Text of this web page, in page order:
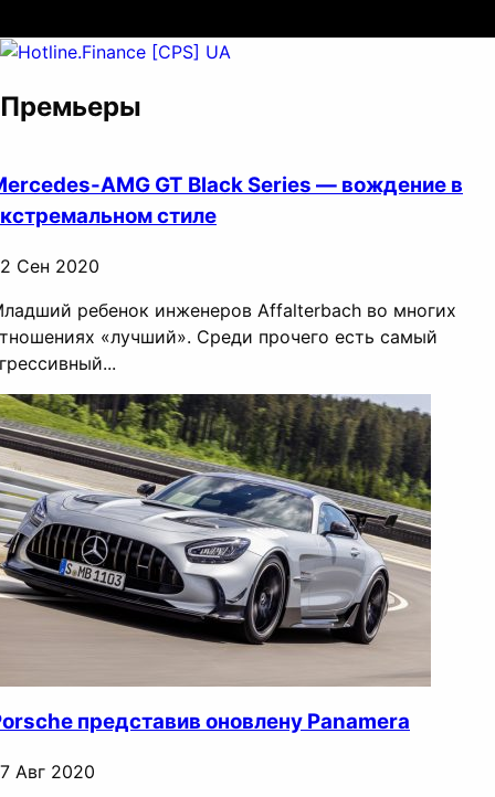
Премьеры
AMG GT Black Series — вождение в
стиле
Сен 2020
ребенок инженеров Affalterbach во многих
«лучший». Среди прочего есть самый
представив оновлену Panamera
Авг 2020